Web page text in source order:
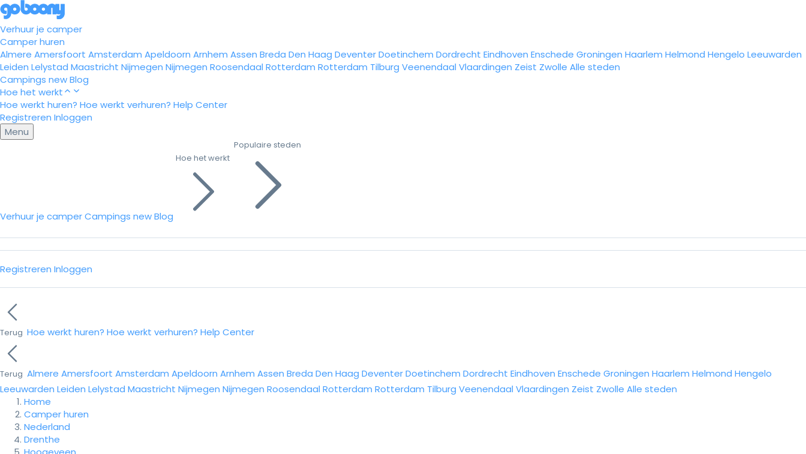
Verhuur je camper
Camper huren
Almere Amersfoort Amsterdam Apeldoorn Arnhem Assen Breda Den Haag DeventerDoetinchem Dordrecht Eindhoven Enschede Groningen Haarlem Helmond Hengelo Leeuwarden
Leiden Lelystad Maastricht Nijmegen Nijmegen Roosendaal Rotterdam Rotterdam Tilburg Veenendaal Vlaardingen Zeist Zwolle Alle steden
Campings newBlog
Hoe het werkt
Hoe werkt huren? Hoe werkt verhuren? Help Center
Registreren Inloggen
Menu
Verhuur je camperCampings newBlog
Hoe het werkt
Populaire steden
Registreren Inloggen
Terug Hoe werkt huren? Hoe werkt verhuren? Help Center
Terug Almere Amersfoort Amsterdam Apeldoorn Arnhem Assen Breda Den Haag DeventerDoetinchem Dordrecht Eindhoven Enschede Groningen Haarlem Helmond Hengelo
Leeuwarden Leiden Lelystad Maastricht Nijmegen Nijmegen Roosendaal Rotterdam Rotterdam Tilburg Veenendaal Vlaardingen Zeist Zwolle Alle steden
Home
Camper huren
Nederland
Drenthe